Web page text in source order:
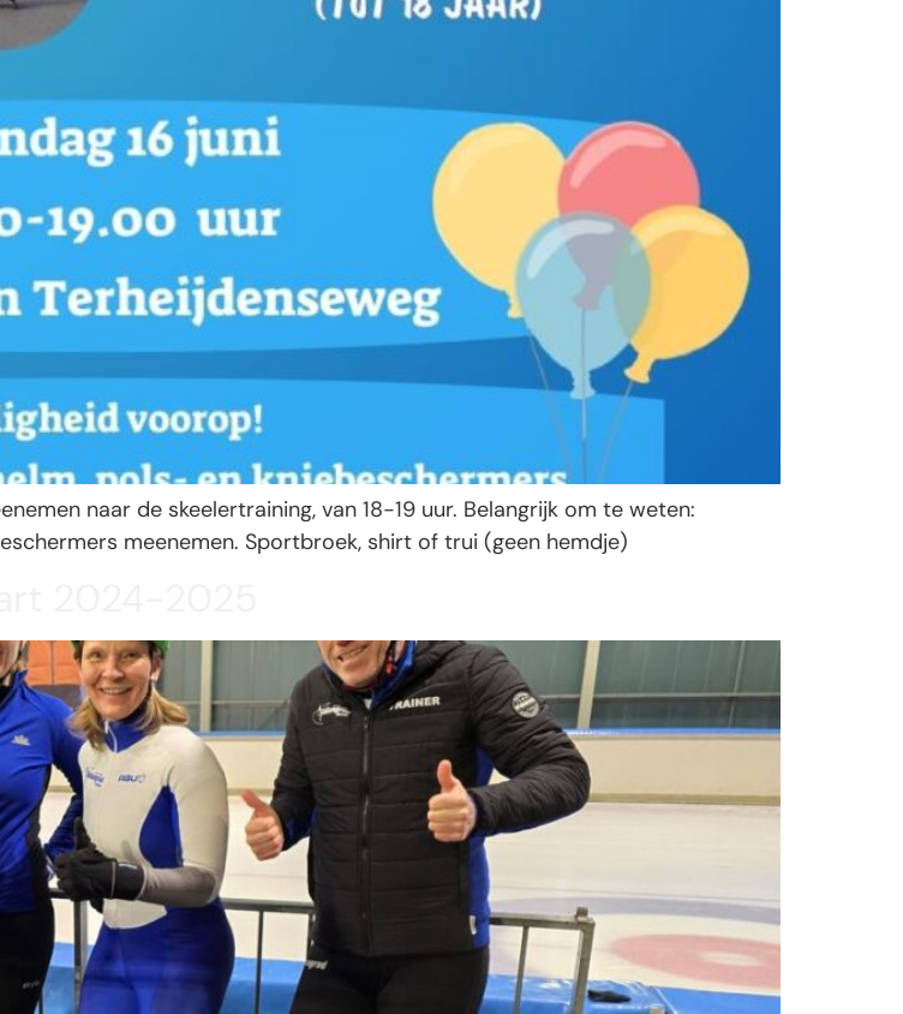
naar de skeelertraining, van 18-19 uur. Belangrijk om te weten:
meenemen. Sportbroek, shirt of trui (geen hemdje)